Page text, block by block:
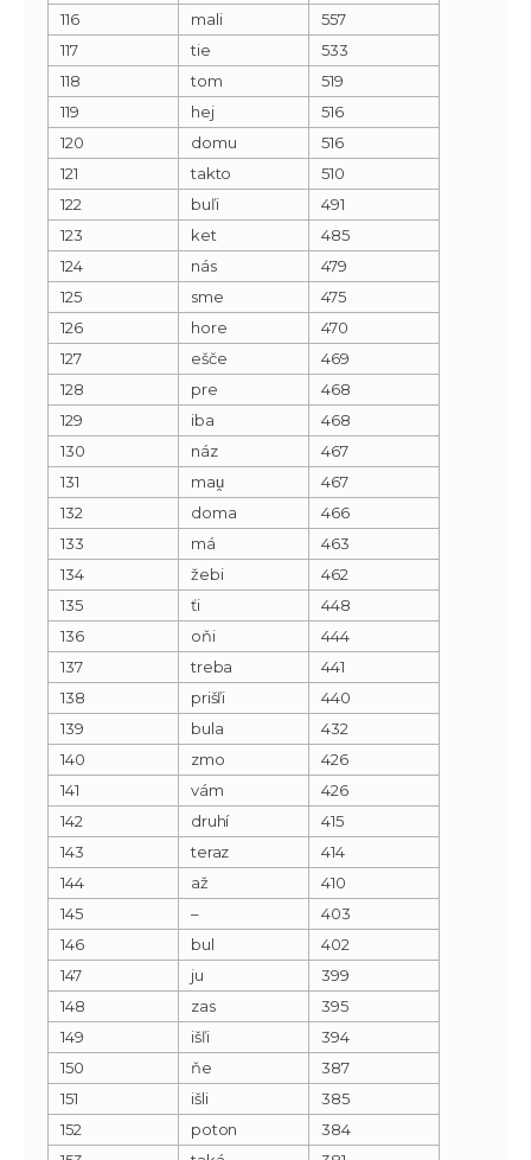
116
mali
557
117
tie
533
118
tom
519
119
hej
516
120
domu
516
121
takto
510
122
buľi
491
123
ket
485
124
nás
479
125
sme
475
126
hore
470
127
ešče
469
128
pre
468
129
iba
468
130
náz
467
131
mau̯
467
132
doma
466
133
má
463
134
žebi
462
135
ťi
448
136
oňi
444
137
treba
441
138
prišľi
440
139
bula
432
140
zmo
426
141
vám
426
142
druhí
415
143
teraz
414
144
až
410
145
–
403
146
bul
402
147
ju
399
148
zas
395
149
išľi
394
150
ňe
387
151
išli
385
152
poton
384